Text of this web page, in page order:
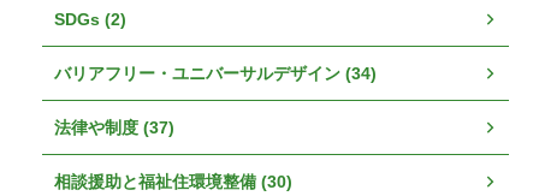
SDGs (2)
バリアフリー・ユニバーサルデザイン (34)
法律や制度 (37)
相談援助と福祉住環境整備 (30)